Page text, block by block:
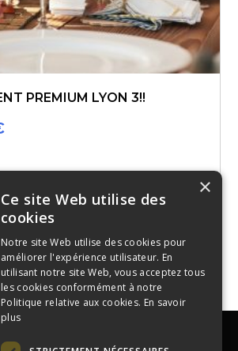
PREMIUM LYON 3!!
×
Ce site Web utilise des
cookies
Notre site Web utilise des cookies pour
améliorer l'expérience utilisateur. En
utilisant notre site Web, vous acceptez tous
les cookies conformément à notre
Politique relative aux cookies. En savoir
plus